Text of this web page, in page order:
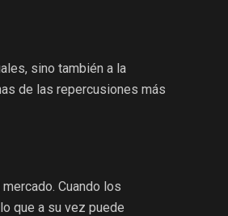
sino también a la
de las repercusiones más
Cuando los
que a su vez puede